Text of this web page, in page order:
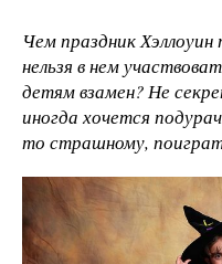
Чем праздник
нельзя в нем
детям взамен? Не
иногда хочется
то страшному,